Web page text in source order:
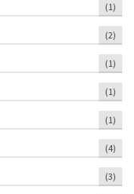
(1)
(2)
(1)
(1)
(1)
(4)
(3)